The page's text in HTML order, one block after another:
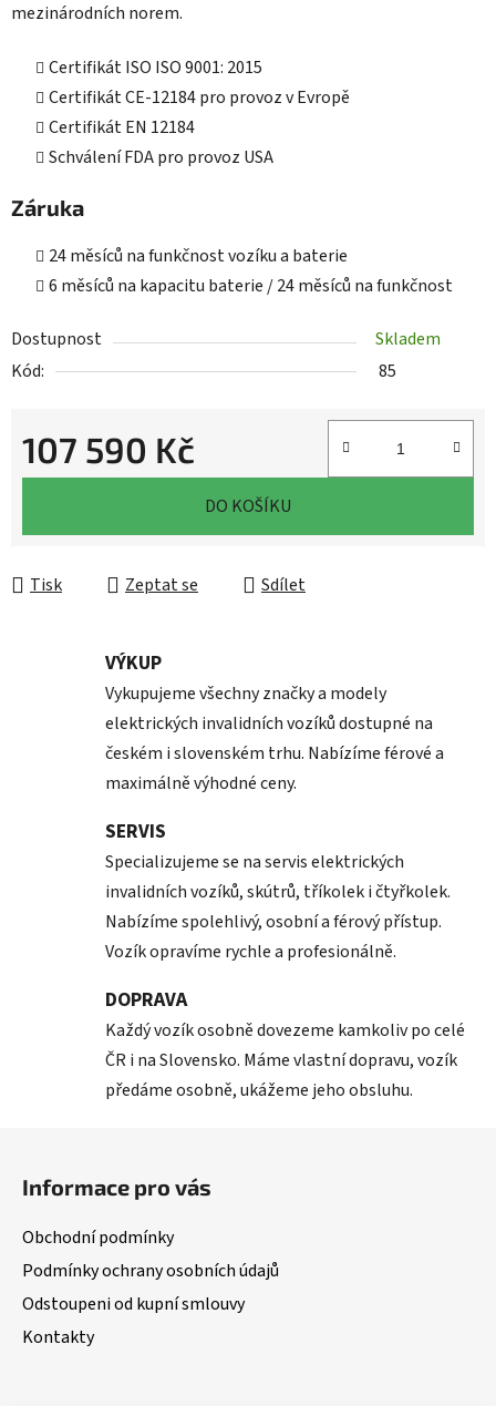
mezinárodních norem.
Certifikát ISO ISO 9001: 2015
Certifikát CE-12184 pro provoz v Evropě
Certifikát EN 12184
Schválení FDA pro provoz USA
Záruka
24 měsíců na funkčnost vozíku a baterie
6 měsíců na kapacitu baterie / 24 měsíců na funkčnost
Dostupnost
Skladem
Kód:
85
107 590 Kč
Měrná cena:
DO KOŠÍKU
Tisk Zeptat se Sdílet
VÝKUP
Vykupujeme všechny značky a modely
elektrických invalidních vozíků dostupné na
českém i slovenském trhu. Nabízíme férové a
maximálně výhodné ceny.
SERVIS
Specializujeme se na servis elektrických
invalidních vozíků, skútrů, tříkolek i čtyřkolek.
Nabízíme spolehlivý, osobní a férový přístup.
Vozík opravíme rychle a profesionálně.
DOPRAVA
Každý vozík osobně dovezeme kamkoliv po celé
ČR i na Slovensko. Máme vlastní dopravu, vozík
předáme osobně, ukážeme jeho obsluhu.
Informace pro vás
Obchodní podmínky
Podmínky ochrany osobních údajů
Odstoupeni od kupní smlouvy
Kontakty